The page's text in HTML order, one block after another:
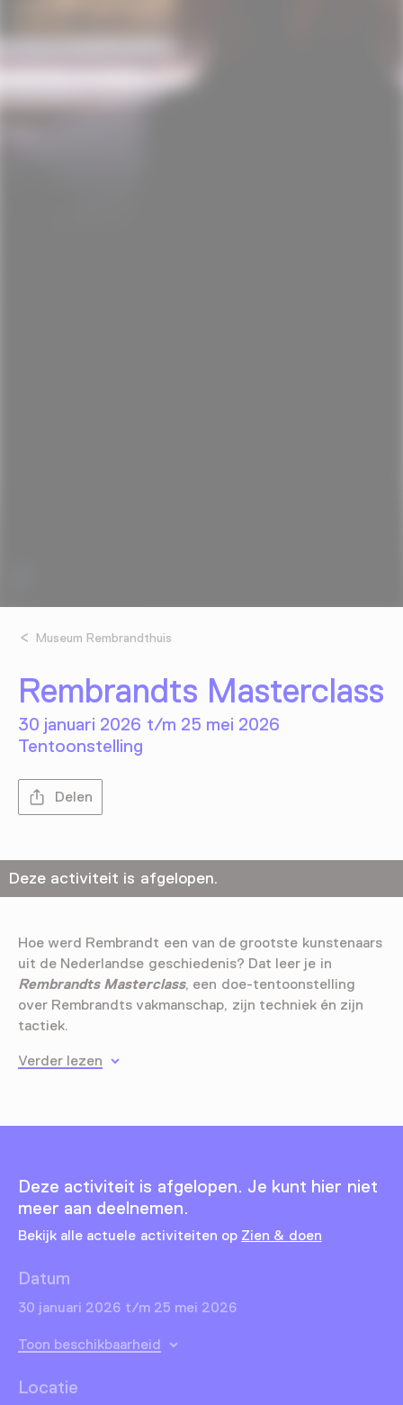
Museum Rembrandthuis
Rembrandts Masterclass
30 januari 2026 t/m 25 mei 2026
Tentoonstelling
Delen
Deze activiteit is afgelopen.
Hoe werd Rembrandt een van de grootste kunstenaars
uit de Nederlandse geschiedenis? Dat leer je in
Rembrandts Masterclass, een doe-tentoonstelling
over Rembrandts vakmanschap, zijn techniek én zijn
tactiek.
Verder lezen
Deze activiteit is afgelopen. Je kunt hier niet
meer aan deelnemen.
Bekijk alle actuele activiteiten op Zien & doen
Datum
30 januari 2026 t/m 25 mei 2026
Toon beschikbaarheid
Locatie